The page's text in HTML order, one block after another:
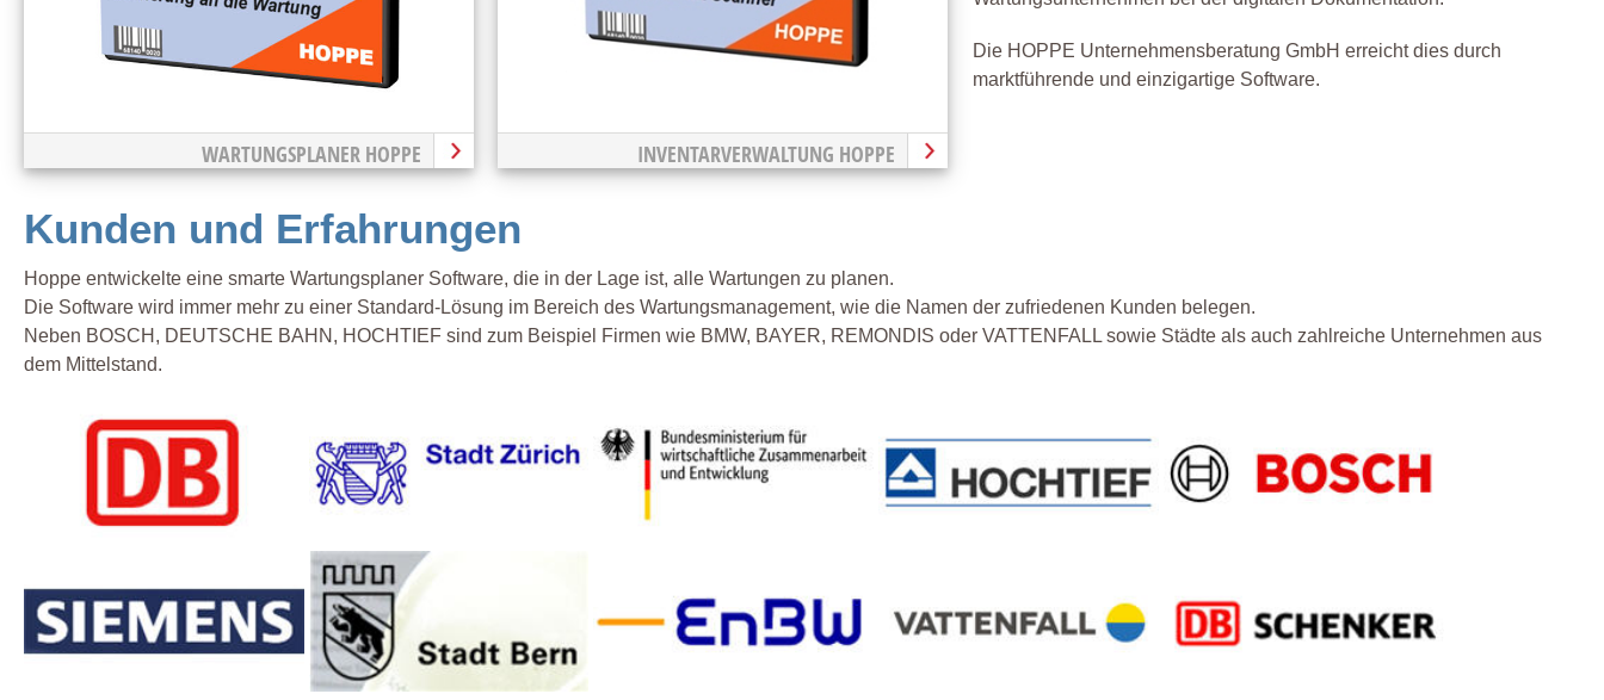
WARTUNGSPLANER HOPPE INVENTARVERWALTUNG HOPPE
Die HOPPE Unternehmensberatung GmbH erreicht dies durch
marktführende und einzigartige Software.
Kunden und Erfahrungen
Hoppe entwickelte eine smarte Wartungsplaner Software, die in der Lage ist, alle Wartungen zu planen.
Die Software wird immer mehr zu einer Standard-Lösung im Bereich des Wartungsmanagement, wie die Namen der zufriedenen Kunden belegen.
Neben BOSCH, DEUTSCHE BAHN, HOCHTIEF sind zum Beispiel Firmen wie BMW, BAYER, REMONDIS oder VATTENFALL sowie Städte als auch zahlreiche Unternehmen aus
dem Mittelstand.